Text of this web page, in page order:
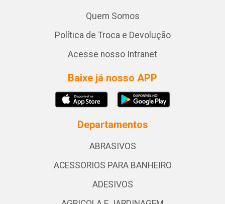
Quem Somos
Política de Troca e Devolução
Acesse nosso Intranet
Baixe já nosso APP
Departamentos
ABRASIVOS
ACESSORIOS PARA BANHEIRO
ADESIVOS